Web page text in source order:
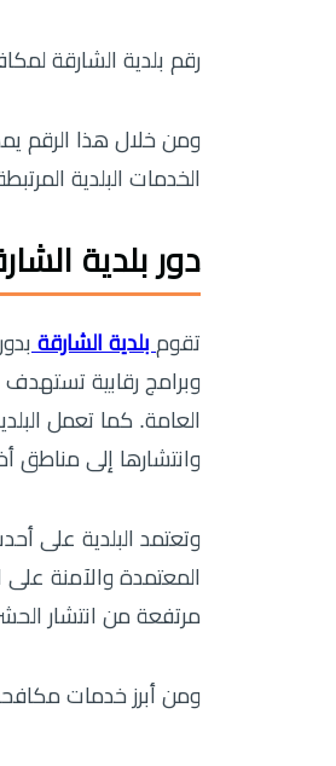
رقم بلدية الشارقة
ومن خلال هذا الرقم
الخدمات البلدية
دور بلدية
تقوم بلدية الشارقة
وبرامج رقابية تستهدف
العامة. كما تعمل
وانتشارها إلى مناطق
وتعتمد البلدية على
المعتمدة والآمنة
مرتفعة من انتشار
ومن أبرز خدمات